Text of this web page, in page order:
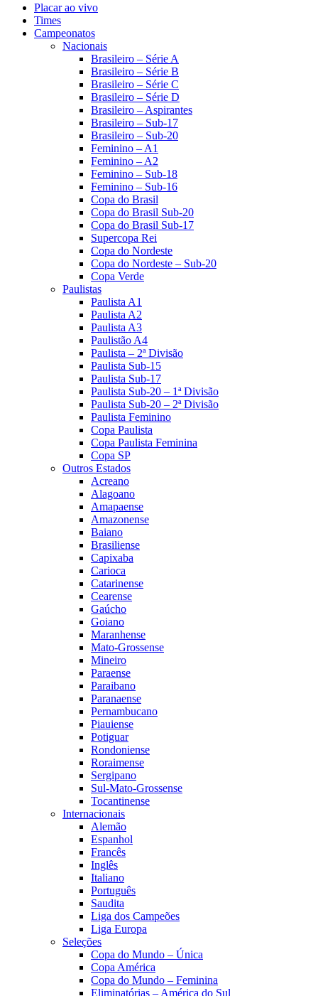
Placar ao vivo
Times
Campeonatos
Nacionais
Brasileiro – Série A
Brasileiro – Série B
Brasileiro – Série C
Brasileiro – Série D
Brasileiro – Aspirantes
Brasileiro – Sub-17
Brasileiro – Sub-20
Feminino – A1
Feminino – A2
Feminino – Sub-18
Feminino – Sub-16
Copa do Brasil
Copa do Brasil Sub-20
Copa do Brasil Sub-17
Supercopa Rei
Copa do Nordeste
Copa do Nordeste – Sub-20
Copa Verde
Paulistas
Paulista A1
Paulista A2
Paulista A3
Paulistão A4
Paulista – 2ª Divisão
Paulista Sub-15
Paulista Sub-17
Paulista Sub-20 – 1ª Divisão
Paulista Sub-20 – 2ª Divisão
Paulista Feminino
Copa Paulista
Copa Paulista Feminina
Copa SP
Outros Estados
Acreano
Alagoano
Amapaense
Amazonense
Baiano
Brasiliense
Capixaba
Carioca
Catarinense
Cearense
Gaúcho
Goiano
Maranhense
Mato-Grossense
Mineiro
Paraense
Paraibano
Paranaense
Pernambucano
Piauiense
Potiguar
Rondoniense
Roraimense
Sergipano
Sul-Mato-Grossense
Tocantinense
Internacionais
Alemão
Espanhol
Francês
Inglês
Italiano
Português
Saudita
Liga dos Campeões
Liga Europa
Seleções
Copa do Mundo – Única
Copa América
Copa do Mundo – Feminina
Eliminatórias – América do Sul